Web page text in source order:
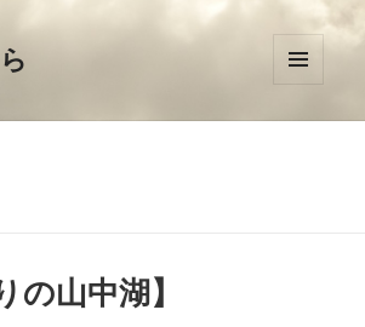
ーとウ
の山中湖】